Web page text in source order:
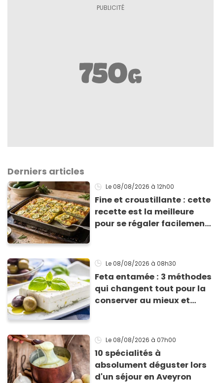
Derniers articles
Le 08/08/2026 à 12h00
Fine et croustillante : cette
recette est la meilleure
pour se régaler facilement
Le 08/08/2026 à 08h30
Feta entamée : 3 méthodes
qui changent tout pour la
conserver au mieux et
Le 08/08/2026 à 07h00
10 spécialités à
absolument déguster lors
d'un séjour en Aveyron